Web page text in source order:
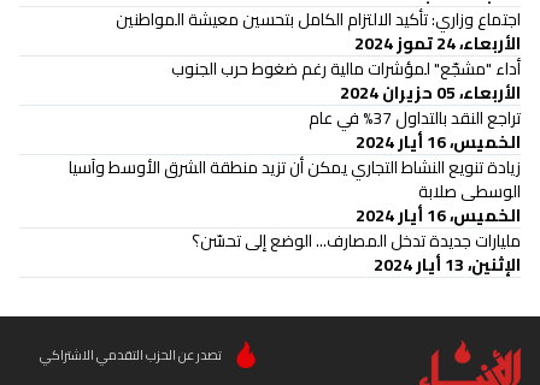
اجتماع وزاري: تأكيد الالتزام الكامل بتحسين معيشة المواطنين
الأربعاء، 24 تموز 2024
أداء "مشجّع" لمؤشرات مالية رغم ضغوط حرب الجنوب
الأربعاء، 05 حزيران 2024
تراجع النقد بالتداول 37% في عام
الخميس، 16 أيار 2024
زيادة تنويع النشاط التجاري يمكن أن تزيد منطقة الشرق الأوسط وآسيا
الوسطى صلابة
الخميس، 16 أيار 2024
مليارات جديدة تدخل المصارف... الوضع إلى تحسّن؟
الإثنين، 13 أيار 2024
تصدر عن الحزب التقدمي الاشتراكي